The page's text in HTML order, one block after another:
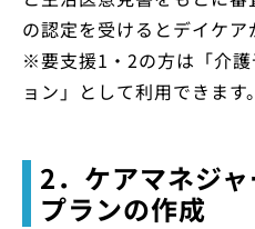
の認定を受けるとデイケア
※要支援1・2の方は「介
ョン」として利用できます。
2．ケアマネジ
プランの作成